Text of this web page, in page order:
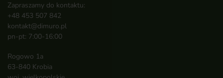
Zapraszamy do kontaktu:
+48 453 507 842
kontakt@dimuro.pl
pn-pt: 7:00-16:00
Rogowo 1a
63-840 Krobia